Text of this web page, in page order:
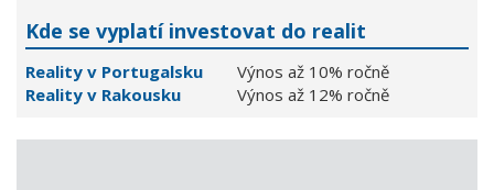
Kde se vyplatí investovat do realit
Reality v Portugalsku
Výnos až 10% ročně
Reality v Rakousku
Výnos až 12% ročně